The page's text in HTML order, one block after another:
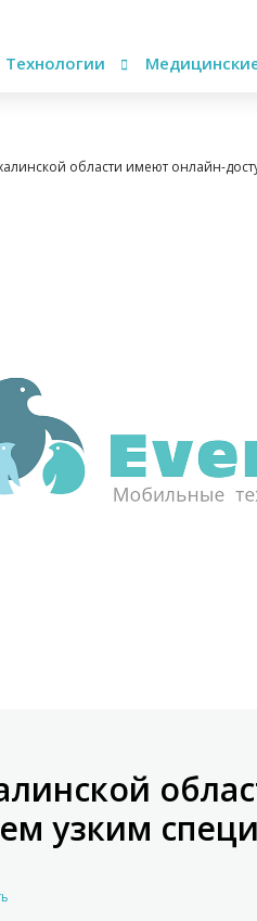
Технологии
области имеют онлайн-
узким